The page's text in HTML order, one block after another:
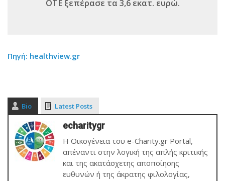
ΟΤΕ ξεπέρασε τα 3,6 εκατ. ευρώ.
Πηγή: healthview.gr
Bio Latest Posts
echaritygr
Η Οικογένεια του e-Charity.gr Portal,
απέναντι στην λογική της απλής κριτικής
και της ακατάσχετης αποποίησης
ευθυνών ή της άκρατης φιλολογίας,